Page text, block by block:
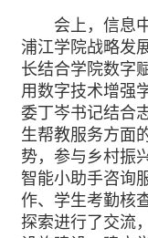
会上，信息中
浦江学院战略发
长结合学院数字
用数字技术增强
委丁岑书记结合
生帮教服务方面
势，参与乡村振
智能小助手咨询
作、学生考勤核
探索进行了交流